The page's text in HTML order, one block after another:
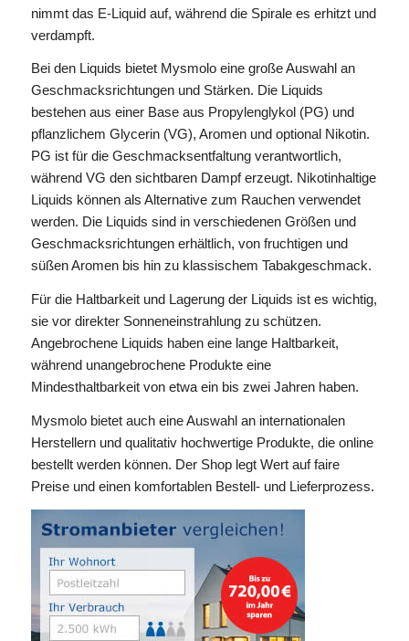
nimmt das E-Liquid auf, während die Spirale es erhitzt und
verdampft.
Bei den Liquids bietet Mysmolo eine große Auswahl an
Geschmacksrichtungen und Stärken. Die Liquids
bestehen aus einer Base aus Propylenglykol (PG) und
pflanzlichem Glycerin (VG), Aromen und optional Nikotin.
PG ist für die Geschmacksentfaltung verantwortlich,
während VG den sichtbaren Dampf erzeugt. Nikotinhaltige
Liquids können als Alternative zum Rauchen verwendet
werden. Die Liquids sind in verschiedenen Größen und
Geschmacksrichtungen erhältlich, von fruchtigen und
süßen Aromen bis hin zu klassischem Tabakgeschmack.
Für die Haltbarkeit und Lagerung der Liquids ist es wichtig,
sie vor direkter Sonneneinstrahlung zu schützen.
Angebrochene Liquids haben eine lange Haltbarkeit,
während unangebrochene Produkte eine
Mindesthaltbarkeit von etwa ein bis zwei Jahren haben.
Mysmolo bietet auch eine Auswahl an internationalen
Herstellern und qualitativ hochwertige Produkte, die online
bestellt werden können. Der Shop legt Wert auf faire
Preise und einen komfortablen Bestell- und Lieferprozess.